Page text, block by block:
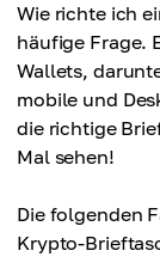
Wie richte ich
häufige Frage.
Wallets,
mobile und
die richtige
Mal sehen!
Die folgenden
Krypto-